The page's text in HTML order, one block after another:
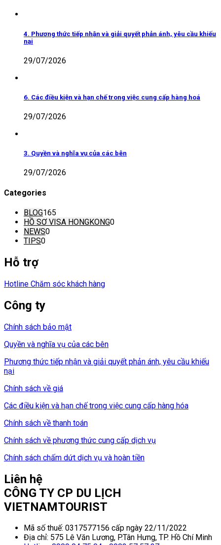
4. Phương thức tiếp nhận và giải quyết phản ánh, yêu cầu khiếu
nại
29/07/2026
6. Các điều kiện và hạn chế trong việc cung cấp hàng hoá
29/07/2026
3. Quyền và nghĩa vụ của các bên
29/07/2026
Categories
BLOG165
HỒ SƠ VISA HONGKONG0
NEWS0
TIPS0
Hỗ trợ
Hotline Chăm sóc khách hàng
Công ty
Chính sách bảo mật
Quyền và nghĩa vụ của các bên
Phương thức tiếp nhận và giải quyết phản ánh, yêu cầu khiếu
nại
Chính sách về giá
Các điều kiện và hạn chế trong việc cung cấp hàng hóa
Chính sách về thanh toán
Chính sách về phương thức cung cấp dịch vụ
Chính sách chấm dứt dịch vụ và hoàn tiền
Liên hệ
CÔNG TY CP DU LỊCH
VIETNAMTOURIST
Mã số thuế: 0317577156 cấp ngày 22/11/2022
Địa chỉ: 575 Lê Văn Lương, P.Tân Hưng, TP. Hồ Chí Minh